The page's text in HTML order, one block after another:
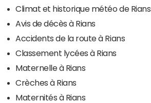
Climat et historique météo de Rians
Avis de décès à Rians
Accidents de la route à Rians
Classement lycées à Rians
Maternelle à Rians
Crèches à Rians
Maternités à Rians